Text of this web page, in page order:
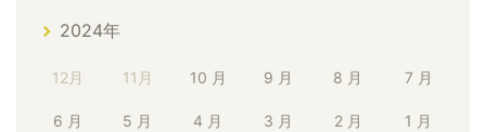
2024年
12月 11月 10 月 9 月 8 月 7 月
6 月 5 月 4 月 3 月 2 月 1 月